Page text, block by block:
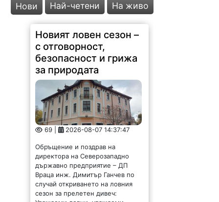
Нови Най-четени На живо
Новият ловен сезон –
с отговорност,
безопасност и грижа
за природата
69 | 2026-08-07 14:37:47
директора на Северозападно
държавно предприятие – ДП
Враца инж. Димитър Ганчев по
случай откриването на ловния
сезон за прелетен дивеч:
Уважаеми ловци, уважаеми